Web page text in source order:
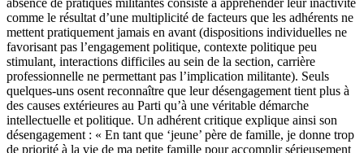
comme le résultat d’une multiplicité de facteurs que les adhérents ne
mettent pratiquement jamais en avant (dispositions individuelles ne
favorisant pas l’engagement politique, contexte politique peu
stimulant, interactions difficiles au sein de la section, carrière
professionnelle ne permettant pas l’implication militante). Seuls
quelques-uns osent reconnaître que leur désengagement tient plus à
des causes extérieures au Parti qu’à une véritable démarche
intellectuelle et politique. Un adhérent critique explique ainsi son
désengagement : « En tant que ‘jeune’ père de famille, je donne trop
de priorité à la vie de ma petite famille pour accomplir sérieusement